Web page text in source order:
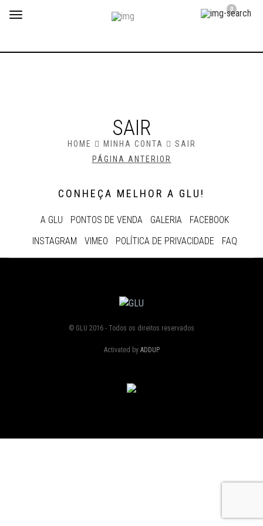
Toggle
0
SAIR
HOME MINHA CONTA
SAIR
PÁGINA ANTERIOR
CONHEÇA MELHOR A GLU!
A GLU PONTOS DE VENDA GALERIA
FACEBOOK
INSTAGRAM
VIMEO POLÍTICA DE PRIVACIDADE FAQ
© GLU 2016 - Todos os direitos reservados
Activated by ADDUP